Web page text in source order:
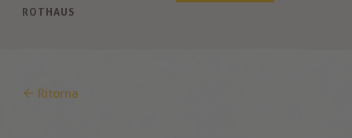
ROTHAUS
Ritorna